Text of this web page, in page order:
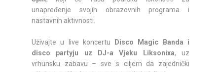
unapređenje svojih obrazovnih programa i
nastavnih aktivnosti.
Uživajte u live koncertu
Disco Magic Banda i
disco partyju uz DJ-a Vjeku Liksonixa, uz
vrhunsku zabavu – sve s ciljem da zajednički